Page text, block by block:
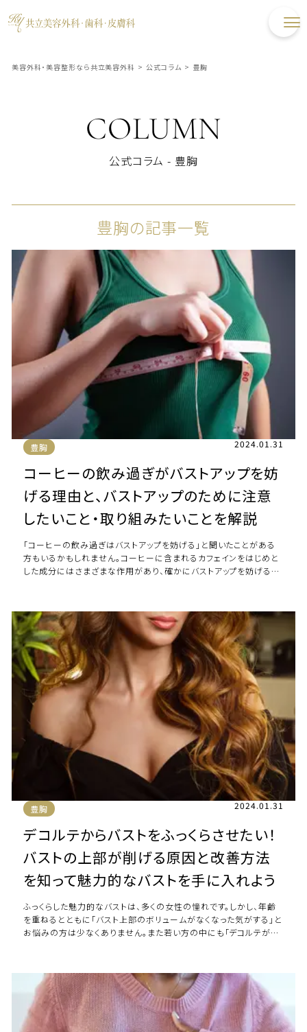
美容外科・美容整形なら共立美容外科 > 公式コラム > 豊胸
COLUMN
公式コラム - 豊胸
豊胸の記事一覧
豊胸 2024.01.31
コーヒーの飲み過ぎがバストアップを妨
げる理由と、バストアップのために注意
したいこと・取り組みたいことを解説
「コーヒーの飲み過ぎはバストアップを妨げる」と聞いたことがある
方もいるかもしれません。コーヒーに含まれるカフェインをはじめと
した成分にはさまざまな作用があり、確かにバストアップを妨げる原
豊胸 2024.01.31
デコルテからバストをふっくらさせたい！
バストの上部が削げる原因と改善方法
を知って魅力的なバストを手に入れよう
ふっくらした魅力的なバストは、多くの女性の憧れです。しかし、年齢
を重ねるとともに「バスト上部のボリュームがなくなった気がする」と
お悩みの方は少なくありません。また若い方の中にも「デコルテがげ